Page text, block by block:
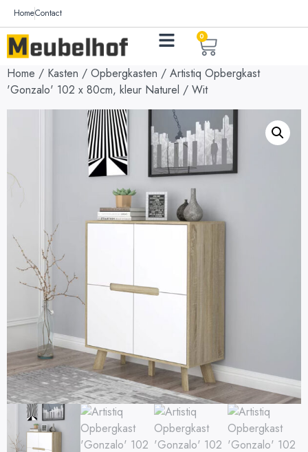
HomeContact
0
Home / Kasten / Opbergkasten / Artistiq Opbergkast
'Gonzalo' 102 x 80cm, kleur Naturel / Wit